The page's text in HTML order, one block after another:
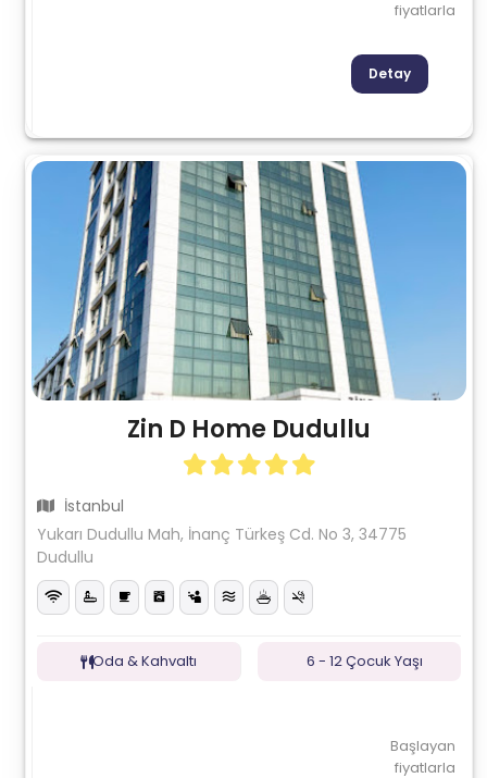
fiyatlarla
Detay
Zin D Home Dudullu
İstanbul
Yukarı Dudullu Mah, İnanç Türkeş Cd. No 3, 34775
Dudullu
Oda & Kahvaltı 6 - 12 Çocuk Yaşı
Başlayan
fiyatlarla